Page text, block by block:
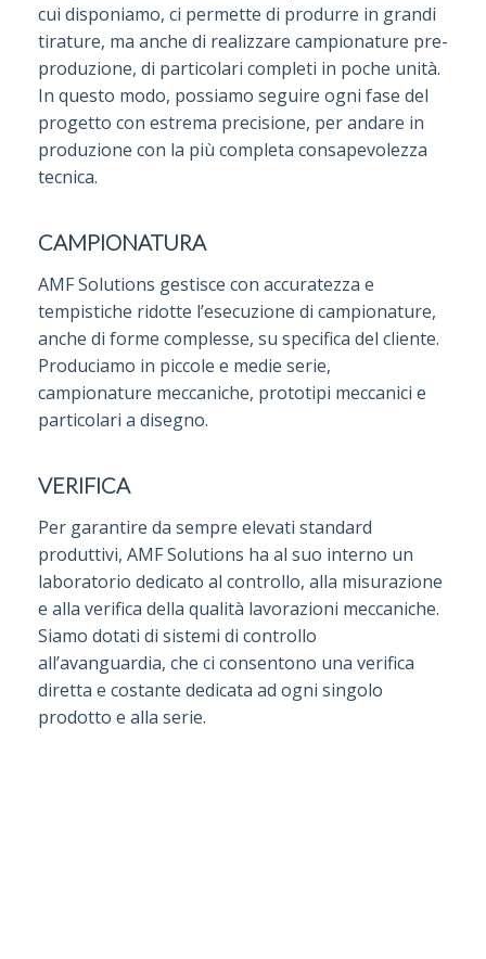
cui disponiamo, ci permette di produrre in grandi
tirature, ma anche di realizzare campionature pre-
produzione, di particolari completi in poche unità.
In questo modo, possiamo seguire ogni fase del
progetto con estrema precisione, per andare in
produzione con la più completa consapevolezza
tecnica.
CAMPIONATURA
AMF Solutions gestisce con accuratezza e
tempistiche ridotte l’esecuzione di campionature,
anche di forme complesse, su specifica del cliente.
Produciamo in piccole e medie serie,
campionature meccaniche, prototipi meccanici e
particolari a disegno.
VERIFICA
Per garantire da sempre elevati standard
produttivi, AMF Solutions ha al suo interno un
laboratorio dedicato al controllo, alla misurazione
e alla verifica della qualità lavorazioni meccaniche.
Siamo dotati di sistemi di controllo
all’avanguardia, che ci consentono una verifica
diretta e costante dedicata ad ogni singolo
prodotto e alla serie.